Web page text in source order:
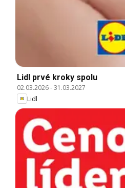
Lidl prvé kroky spolu
02.03.2026-31.03.2027
Lidl